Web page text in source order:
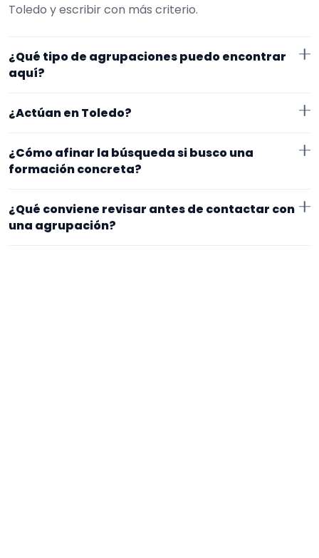
Toledo y escribir con más criterio.
¿Qué tipo de agrupaciones puedo encontrar
aquí?
ceremonias civiles. En esta página la selección está
repertorio, tamaño de la formación y vídeos antes de
¿Actúan en Toledo?
trabajan en Toledo. Algunos son de la zona y otros se
exacto, horarios y posibles gastos.
¿Cómo afinar la búsqueda si busco una
formación concreta?
demasiado específico, cambia el subtipo o quítalo
para abrir la búsqueda. Suele funcionar mejor
¿Qué conviene revisar antes de contactar con
una agrupación?